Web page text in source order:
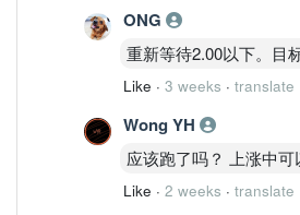
ONG
重新等待2.00以下。目
Like · 3 weeks · translate
Wong YH
应该跑了吗？ 上涨中可
Like · 2 weeks · translate